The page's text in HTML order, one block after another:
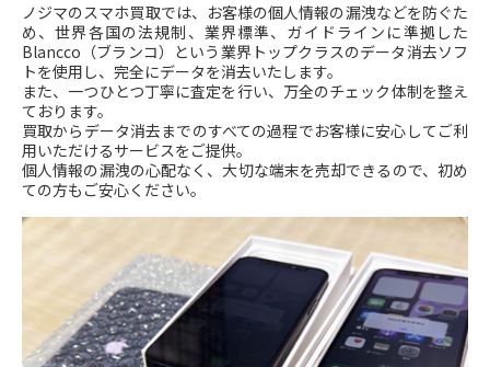
ノジマのスマホ買取では、お客様の個人情報の漏洩などを防ぐた
め、世界各国の法規制、業界標準、ガイドラインに準拠した
Blancco（ブランコ）という業界トップクラスのデータ消去ソフ
トを使用し、完全にデータを消去いたします。
また、一つひとつ丁寧に査定を行い、万全のチェック体制を整え
ております。
買取からデータ消去までのすべての過程でお客様に安心してご利
用いただけるサービスをご提供。
個人情報の漏洩の心配なく、大切な端末を売却できるので、初め
ての方もご安心ください。